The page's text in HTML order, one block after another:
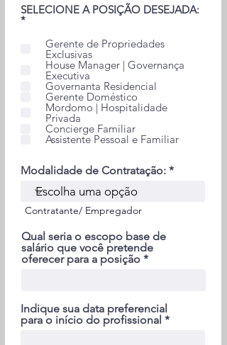
SELECIONE A POSIÇÃO DESEJADA:
*O
Gerente de Propriedades
Exclusivas
House Manager | Governança
Executiva
Governanta Residencial
Gerente Doméstico
Mordomo | Hospitalidade
Privada
Concierge Familiar
Assistente Pessoal e Familiar
Modalidade de Contratação:
Contratante/ Empregador
Qual seria o escopo base de
salário que você pretende
oferecer para a posição
Indique sua data preferencial
para o início do profissional